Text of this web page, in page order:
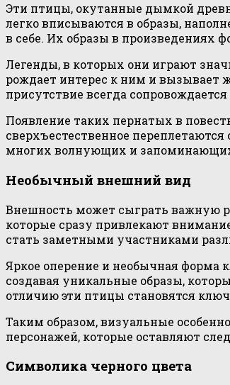
Эти птицы, окутанные дымкой
легко вписываются в образы,
в себе. Их образы в
Легенды, в которых они играют
рождает интерес к ним и вызывает
присутствие всегда
Появление таких пернатых в
сверхъестественное
многих волнующих и
Необычный внешний вид
Внешность может сыграть важную
которые сразу привлекают
стать заметными участниками
Яркое оперение и необычная
создавая уникальные образы,
отличию эти птицы становятся
Таким образом, визуальные
персонажей, которые оставляют
Символика черного цвета